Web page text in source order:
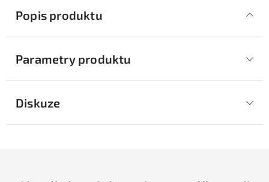
Popis produktu
Parametry produktu
Diskuze